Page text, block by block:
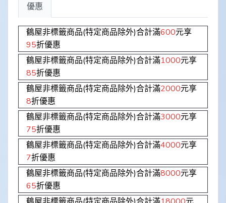
優惠
鶴屋非標籤商品(特定商品除外)合計滿600元享
95折優惠
鶴屋非標籤商品(特定商品除外)合計滿1000元享
85折優惠
鶴屋非標籤商品(特定商品除外)合計滿2000元享
8折優惠
鶴屋非標籤商品(特定商品除外)合計滿3000元享
75折優惠
鶴屋非標籤商品(特定商品除外)合計滿4000元享
7折優惠
鶴屋非標籤商品(特定商品除外)合計滿8000元享
65折優惠